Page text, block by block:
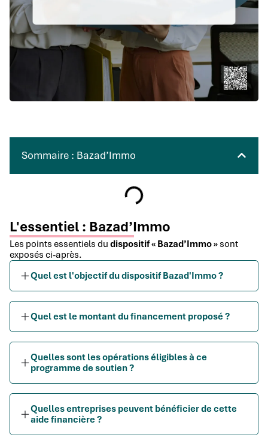
Sommaire : Bazad’Immo
L'essentiel : Bazad’Immo
Les points essentiels du dispositif « Bazad’Immo » sont
exposés ci-après.
Quel est l'objectif du dispositif Bazad'Immo ?
Quel est le montant du financement proposé ?
Quelles sont les opérations éligibles à ce
programme de soutien ?
Quelles entreprises peuvent bénéficier de cette
aide financière ?